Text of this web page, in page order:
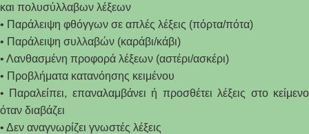
και πολυσύλλαβων λέξεων
• Παράλειψη φθόγγων σε απλές λέξεις (πόρτα/πότα)
• Παράλειψη συλλαβών (καράβι/κάβι)
• Λανθασμένη προφορά λέξεων (αστέρι/ασκέρι)
• Προβλήματα κατανόησης κειμένου
• Παραλείπει, επαναλαμβάνει ή προσθέτει λέξεις στο κείμενο
όταν διαβάζει
• Δεν αναγνωρίζει γνωστές λέξεις